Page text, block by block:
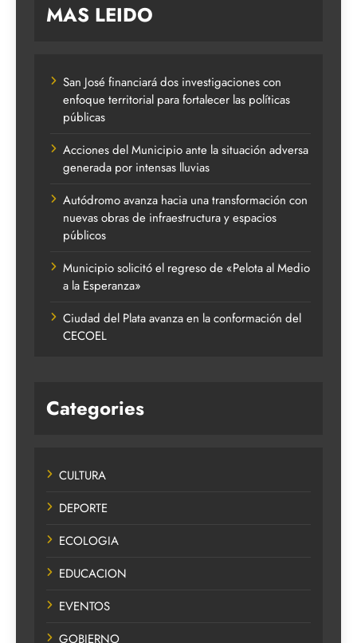
MAS LEIDO
San José financiará dos investigaciones con
enfoque territorial para fortalecer las políticas
públicas
Acciones del Municipio ante la situación adversa
generada por intensas lluvias
Autódromo avanza hacia una transformación con
nuevas obras de infraestructura y espacios
públicos
Municipio solicitó el regreso de «Pelota al Medio
a la Esperanza»
Ciudad del Plata avanza en la conformación del
CECOEL
Categories
CULTURA
DEPORTE
ECOLOGIA
EDUCACION
EVENTOS
GOBIERNO